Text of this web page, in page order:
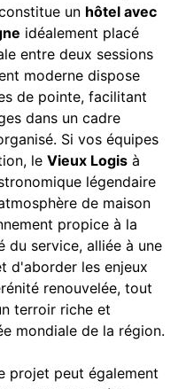
un hôtel avec
idéalement placé
entre deux sessions
moderne dispose
de pointe, facilitant
dans un cadre
Si vos équipes
le Vieux Logis à
légendaire
de maison
propice à la
du service, alliée à une
d'aborder les enjeux
renouvelée, tout
terroir riche et
mondiale de la région.
projet peut également